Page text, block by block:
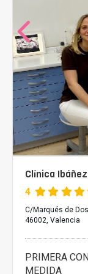
Clínica
4
C/Marqués de
46002, Valencia
PRIMERA
MEDIDA